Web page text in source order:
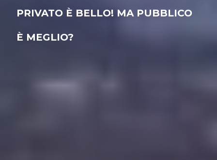
PRIVATO È BELLO! MA PUBBLICO
È MEGLIO?